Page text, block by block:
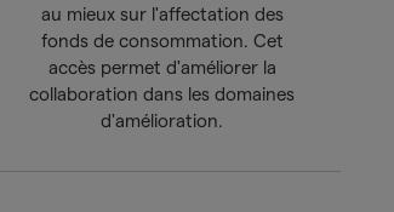
au mieux sur l'affectation des
fonds de consommation. Cet
accès permet d'améliorer la
collaboration dans les domaines
d'amélioration.